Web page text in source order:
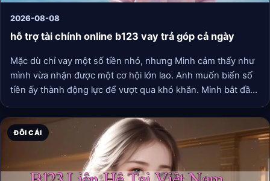
2026-08-08
hỗ trợ tài chính online b123 vay trả góp cả ngày
Mặc dù chỉ vay một số tiền nhỏ, nhưng Minh cảm thấy như
mình vừa nhận được một cơ hội lớn lao. Anh muốn biến số
tiền ấy thành động lực để vượt qua khó khăn. Minh bắt đầu
trực tuyến để nâng cao kỹ năng của mình. Mọi thứ diễn ra
suôn sẻ cho đến khi anh nghĩ đến việc trả góp.
ĐÔI CÁI